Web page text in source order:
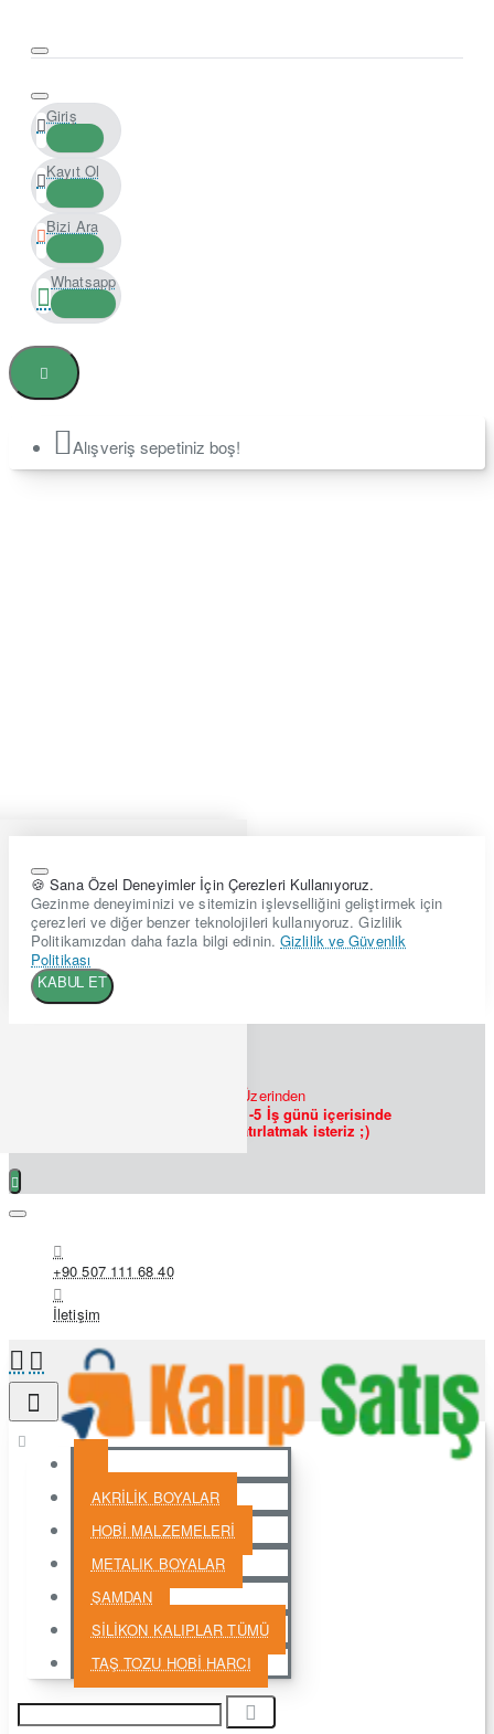
Giriş
Kayıt Ol
Bizi Ara
Whatsapp
Alışveriş sepetiniz boş!
🍪 Sana Özel Deneyimler İçin Çerezleri Kullanıyoruz.
Gezinme deneyiminizi ve sitemizin işlevselliğini geliştirmek için
çerezleri ve diğer benzer teknolojileri kullanıyoruz. Gizlilik
Politikamızdan daha fazla bilgi edinin.Gizlilik ve Güvenlik
Politikası
KABUL ET
Üzerinden
Siparişlerin 1-5 İş günü içerisinde
hazırlanmakta olduğunu hatırlatmak isteriz ;)
+90 507 111 68 40
İletişim
AKRİLİK BOYALAR
HOBİ MALZEMELERİ
METALIK BOYALAR
ŞAMDAN
SİLİKON KALIPLAR TÜMÜ
TAŞ TOZU HOBİ HARCI